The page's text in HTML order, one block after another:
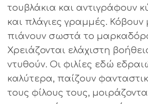
τουβλάκια και αντιγράφουν
και πλάγιες γραμμές. Κόβουν
πιάνουν σωστά το
Χρειάζονται ελάχιστη
ντυθούν. Οι φιλίες εδώ
καλύτερα, παίζουν
τους φίλους τους,